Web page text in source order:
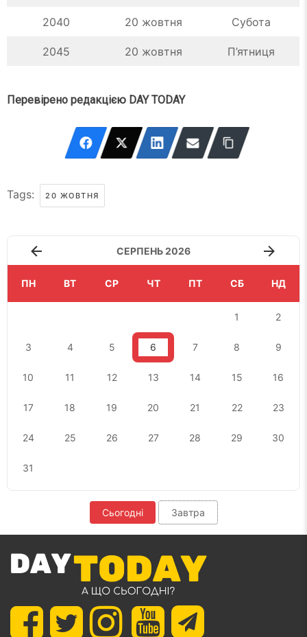
2040 20 жовтня Субота
2045 20 жовтня П’ятниця
Перевірено редакцією DAY TODAY
Tags: 20 ЖОВТНЯ
СЕРПЕНЬ 2026
ПН ВТ СР ЧТ ПТ СБ НД
1 2
3 4 5 6 7 8 9
10 11 12 13 14 15 16
17 18 19 20 21 22 23
24 25 26 27 28 29 30
31
Сьогодні Завтра